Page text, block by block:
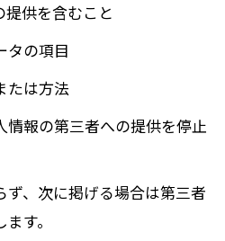
提供を含むこと
タの項目
たは方法
報の第三者への提供を停止
ず、次に掲げる場合は第三者
す。